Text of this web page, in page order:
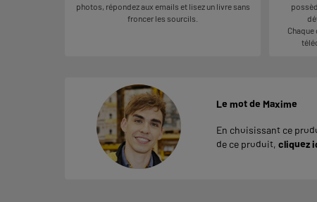
photos, répondez aux emails et lisez un livre sans
froncer les sourcils.
Le mot de Maxime
En choisissant ce
de ce produit, cliquez